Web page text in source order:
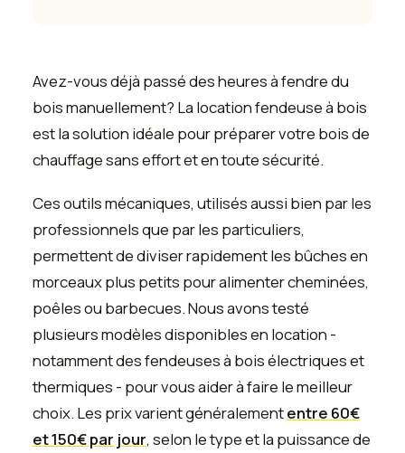
Avez-vous déjà passé des heures à fendre du
bois manuellement? La location fendeuse à bois
est la solution idéale pour préparer votre bois de
chauffage sans effort et en toute sécurité.
Ces outils mécaniques, utilisés aussi bien par les
professionnels que par les particuliers,
permettent de diviser rapidement les bûches en
morceaux plus petits pour alimenter cheminées,
poêles ou barbecues. Nous avons testé
plusieurs modèles disponibles en location -
notamment des fendeuses à bois électriques et
thermiques - pour vous aider à faire le meilleur
choix. Les prix varient généralemententre 60€
et 150€ par jour, selon le type et la puissance de